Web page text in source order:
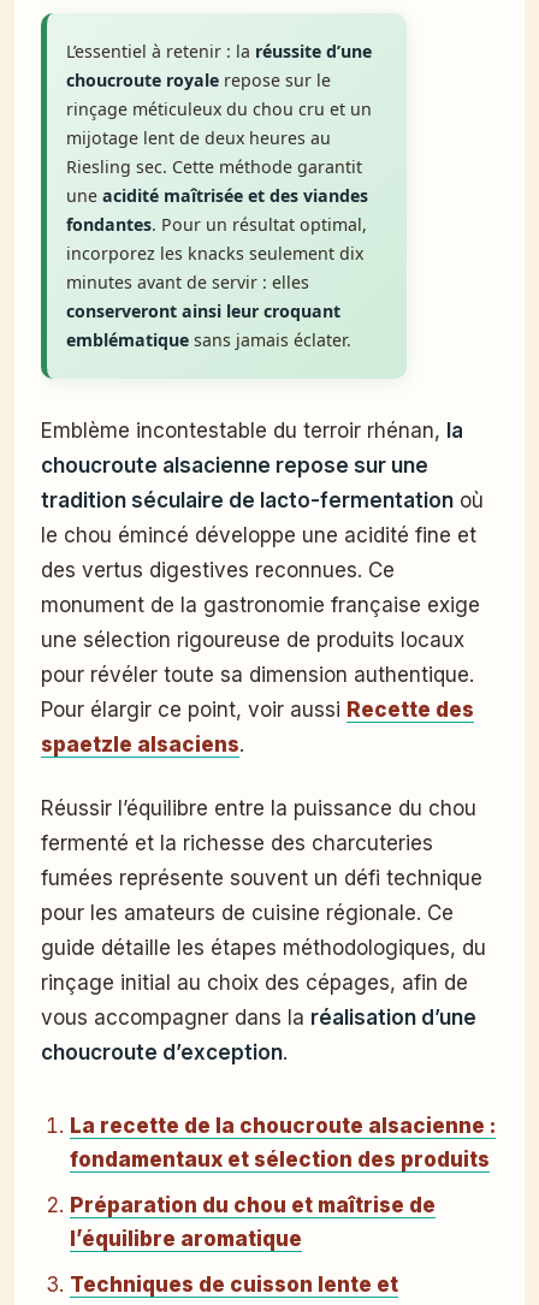
L’essentiel à retenir : la réussite d’une
choucroute royale repose sur le
rinçage méticuleux du chou cru et un
mijotage lent de deux heures au
Riesling sec. Cette méthode garantit
une acidité maîtrisée et des viandes
fondantes. Pour un résultat optimal,
incorporez les knacks seulement dix
minutes avant de servir : elles
conserveront ainsi leur croquant
emblématique sans jamais éclater.
Emblème incontestable du terroir rhénan, la
choucroute alsacienne repose sur une
tradition séculaire de lacto-fermentation où
le chou émincé développe une acidité fine et
des vertus digestives reconnues. Ce
monument de la gastronomie française exige
une sélection rigoureuse de produits locaux
pour révéler toute sa dimension authentique.
Pour élargir ce point, voir aussi Recette des
spaetzle alsaciens.
Réussir l’équilibre entre la puissance du chou
fermenté et la richesse des charcuteries
fumées représente souvent un défi technique
pour les amateurs de cuisine régionale. Ce
guide détaille les étapes méthodologiques, du
rinçage initial au choix des cépages, afin de
vous accompagner dans la réalisation d’une
choucroute d’exception.
La recette de la choucroute alsacienne :
fondamentaux et sélection des produits
Préparation du chou et maîtrise de
l’équilibre aromatique
Techniques de cuisson lente et